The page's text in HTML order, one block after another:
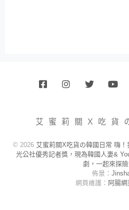
艾蜜莉關X吃貨
© 2026 艾蜜莉關X吃貨の韓國日常 嗨
光公社優秀記者獎，現為韓國人妻&
劇，一起來探險
佈景：
網頁維護： 阿腸